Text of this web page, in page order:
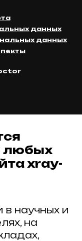
данных
данных
любых
xray-
в научных и
на